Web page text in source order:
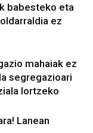
babesteko eta
ez
mahaiak ez
segregazioari
lortzeko
Lanean